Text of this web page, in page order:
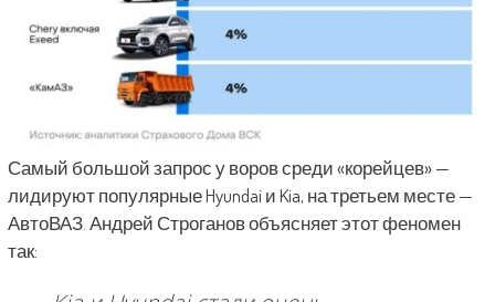
Самый большой запрос у воров среди «корейцев» —
лидируют популярные Hyundai и Kia, на третьем месте —
АвтоВАЗ. Андрей Строганов объясняет этот феномен
так: